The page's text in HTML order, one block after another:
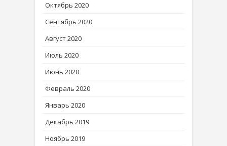
Октябрь 2020
Сентябрь 2020
Август 2020
Июль 2020
Июнь 2020
Февраль 2020
Январь 2020
Декабрь 2019
Ноябрь 2019